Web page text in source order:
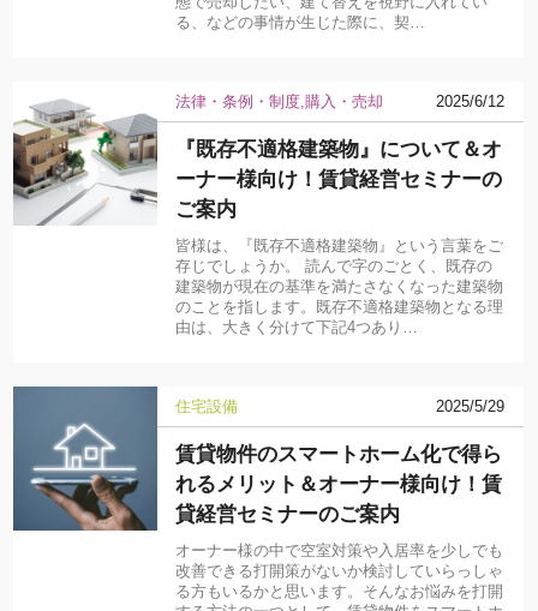
る、などの事情が生じた際に、契…
法律・条例・制度 購入・売却 2025/6/12
『既存不適格建築物』について＆オ
ーナー様向け！賃貸経営セミナーの
ご案内
皆様は、『既存不適格建築物』という言葉をご
存じでしょうか。 読んで字のごとく、既存の
建築物が現在の基準を満たさなくなった建築物
のことを指します。既存不適格建築物となる理
由は、大きく分けて下記4つあり…
住宅設備 2025/5/29
賃貸物件のスマートホーム化で得ら
れるメリット＆オーナー様向け！賃
貸経営セミナーのご案内
オーナー様の中で空室対策や入居率を少しでも
改善できる打開策がないか検討していらっしゃ
る方もいるかと思います。そんなお悩みを打開